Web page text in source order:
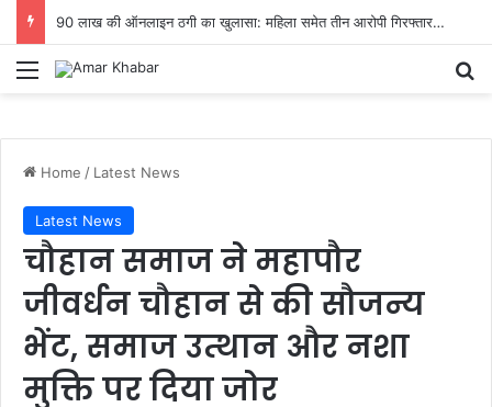
90 लाख की ऑनलाइन ठगी का खुलासा: महिला समेत तीन आरोपी गिरफ्तार…
Menu
Home / Latest News
Latest News
चौहान समाज ने महापौर
जीवर्धन चौहान से की सौजन्य
भेंट, समाज उत्थान और नशा
मुक्ति पर दिया जोर